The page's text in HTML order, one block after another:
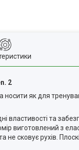
2
як для
властивості та
виготовлений з
не сковує рухів.